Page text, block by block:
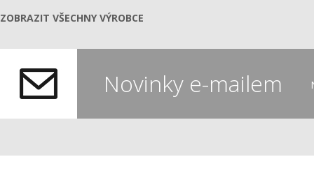
ZOBRAZIT VŠECHNY VÝROBCE
Novinky e-mailem